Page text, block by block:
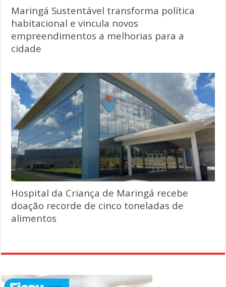
Maringá Sustentável transforma política
habitacional e vincula novos
empreendimentos a melhorias para a
cidade
Hospital da Criança de Maringá recebe
doação recorde de cinco toneladas de
alimentos